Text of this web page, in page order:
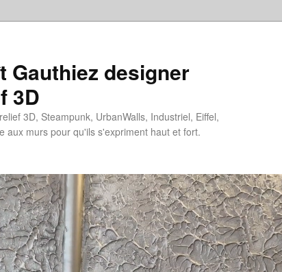
Gauthiez designer
3D
3D, Steampunk, UrbanWalls, Industriel, Eiffel,
aux murs pour qu'ils s'expriment haut et fort.